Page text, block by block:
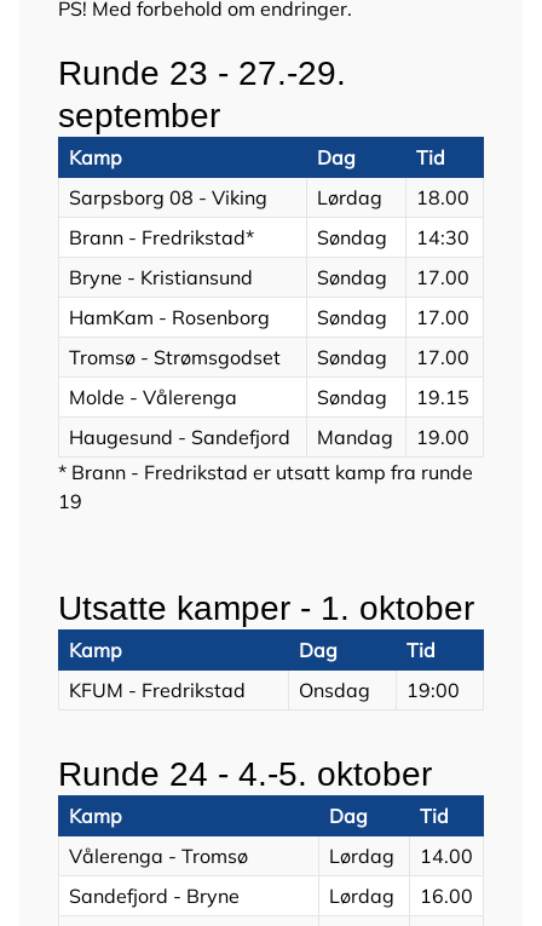
PS! Med forbehold om endringer.
Runde 23 - 27.-29.
september
Kamp Dag
Tid
Sarpsborg 08 - Viking
Lørdag
18.00
Brann - Fredrikstad*
Søndag
14:30
Bryne - Kristiansund
Søndag
17.00
HamKam - Rosenborg
Søndag
17.00
Tromsø - Strømsgodset
Søndag
17.00
Molde - Vålerenga
Søndag
19.15
Haugesund - Sandefjord
Mandag
19.00
* Brann - Fredrikstad er utsatt kamp fra runde
19
Utsatte kamper - 1. oktober
Kamp Dag
Tid
KFUM - Fredrikstad
Onsdag 19:00
Runde 24 - 4.-5. oktober
Kamp Dag
Tid
Vålerenga - Tromsø
Lørdag
14.00
Sandefjord - Bryne
Lørdag
16.00